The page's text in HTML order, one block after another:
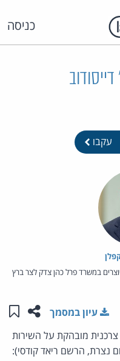
כניסה
עקבו
במשרד פרל כהן צדק לצר ברץ
שתפו
עיון במסמך
מובהקת על השירות
נצרת, הרשם ריאד קודסי):